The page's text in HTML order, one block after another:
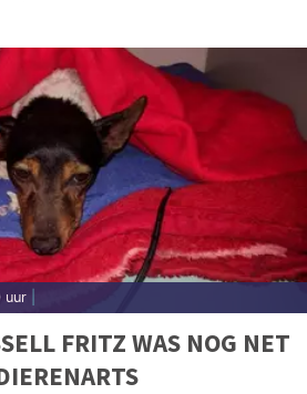
uur
FRITZ WAS NOG NET